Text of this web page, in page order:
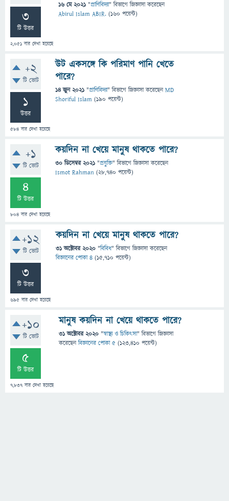
3
টি উত্তর
2,051 বার দেখা হয়েছে
16 মে 2021 "প্রাণিবিদ্যা" বিভাগে জিজ্ঞাসাকরেছেন
Abirul Islam ABIR. (160 পয়েন্ট)
+2
টি ভোট
1
উত্তর
584 বার দেখা হয়েছে
উট একসঙ্গে কি পরিমাণ পানি খেতে
পারে?
14 জুন 2021 "প্রাণিবিদ্যা" বিভাগে জিজ্ঞাসাকরেছেনMD
Shoriful Islam (190 পয়েন্ট)
+1
টি ভোট
4
টি উত্তর
804 বার দেখা হয়েছে
কয়দিন না খেয়ে মানুষ থাকতে পারে?
30 ডিসেম্বর 2021 "প্রযুক্তি" বিভাগে জিজ্ঞাসাকরেছেন
Ismot Rahman (28,740 পয়েন্ট)
+12
টি ভোট
3
টি উত্তর
695 বার দেখা হয়েছে
কয়দিন না খেয়ে মানুষ থাকতে পারে?
31 অক্টোবর 2020 "বিবিধ" বিভাগে জিজ্ঞাসাকরেছেন
বিজ্ঞানের পোকা ৪ (15,710 পয়েন্ট)
+10
টি ভোট
5
টি উত্তর
7,837 বার দেখা হয়েছে
মানুষ কয়দিন না খেয়ে থাকতে পারে?
31 অক্টোবর 2020 "স্বাস্থ্য ও চিকিৎসা" বিভাগে জিজ্ঞাসা
করেছেনবিজ্ঞানের পোকা ৫ (123,410 পয়েন্ট)